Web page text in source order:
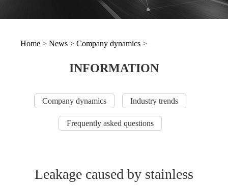
Home > News > Company dynamics >
INFORMATION
Company dynamics Industry trends
Frequently asked questions
Leakage caused by stainless